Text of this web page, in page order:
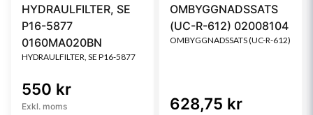
HYDRAULFILTER, SE
P16-5877
0160MA020BN
HYDRAULFILTER, SE P16-5877
550 kr
Exkl. moms
OMBYGGNADSSATS
(UC-R-612) 02008104
OMBYGGNADSSATS (UC-R-612)
628,75 kr